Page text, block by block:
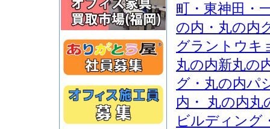
町・東神田・
の内・丸の内
グラントウキ
丸の内新丸の
グ・丸の内パ
内・ 丸の内
ビルディング